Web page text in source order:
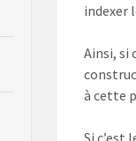
indexer
Ainsi, si
à cette